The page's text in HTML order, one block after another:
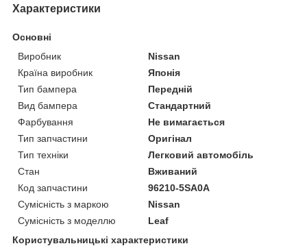
Характеристики
Основні
Виробник
Nissan
Країна виробник
Японія
Тип бампера
Передній
Вид бампера
Стандартний
Фарбування
Не вимагається
Тип запчастини
Оригінал
Тип техніки
Легковий автомобіль
Стан
Вживаний
Код запчастини
96210-5SA0A
Сумісність з маркою
Nissan
Сумісність з моделлю
Leaf
Користувальницькі характеристики